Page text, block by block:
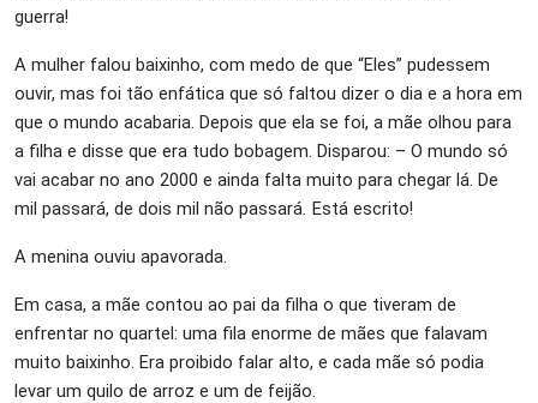
guerra!
A mulher falou baixinho, com medo de que “Eles” pudessem
ouvir, mas foi tão enfática que só faltou dizer o dia e a hora em
que o mundo acabaria. Depois que ela se foi, a mãe olhou para
a filha e disse que era tudo bobagem. Disparou: – O mundo só
vai acabar no ano 2000 e ainda falta muito para chegar lá. De
mil passará, de dois mil não passará Está escrito!
A menina ouviu apavorada.
Em casa, a mãe contou ao pai da filha o que tiveram de
enfrentar no quartel: uma fila enorme de mães que falavam
muito baixinho. Era proibido falar alto, e cada mãe só podia
levar um quilo de arroz e um de feijão.